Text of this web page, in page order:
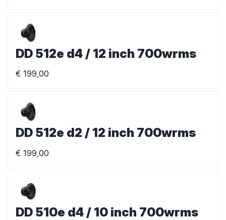
DD 512e d4 / 12 inch 700wrms
€ 199,00
DD 512e d2 / 12 inch 700wrms
€ 199,00
DD 510e d4 / 10 inch 700wrms